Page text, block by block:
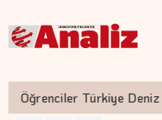
Öğrenciler Türkiye Deniz